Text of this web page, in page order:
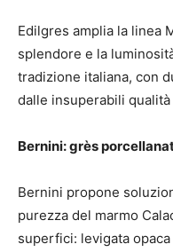
Edilgres amplia la linea
splendore e la
tradizione italiana, con
dalle insuperabili
Bernini: grès
Bernini propone
purezza del marmo
superfici: levigata